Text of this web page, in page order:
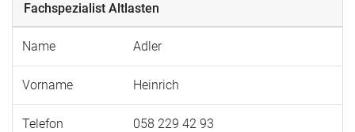
Fachspezialist Altlasten
Name Adler
Vorname Heinrich
Telefon 058 229 42 93